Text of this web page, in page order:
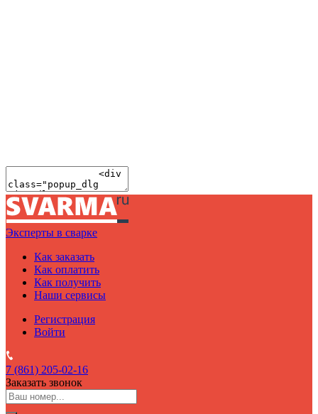
Эксперты в сварке
Как заказать
Как оплатить
Как получить
Наши сервисы
Регистрация
Войти
7 (861) 205-02-16
Заказать звонок